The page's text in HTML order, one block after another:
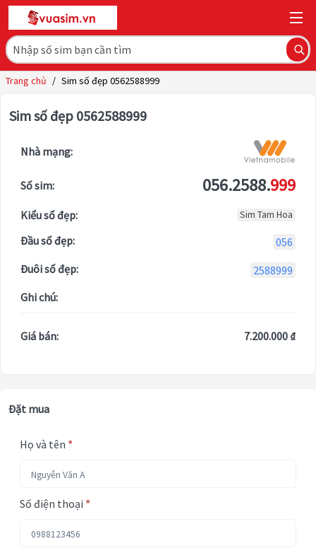
Trang chủ / Sim số đẹp 0562588999
Sim số đẹp 0562588999
Nhà mạng:
Số sim: 056.2588.999
Kiểu số đẹp: Sim Tam Hoa
Đầu số đẹp:
056
Đuôi số đẹp:
2588999
Ghi chú:
Giá bán: 7.200.000 ₫
Đặt mua
Họ và tên *
Số điện thoại *